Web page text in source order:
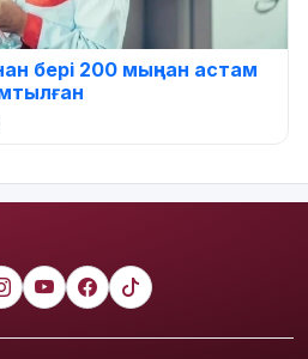
бері 200 мыңнан астам